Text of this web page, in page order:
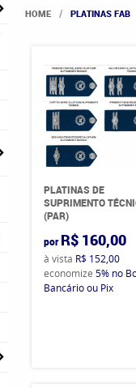
HOME PLATINAS FAB
PLATINAS DE
SUPRIMENTO
(PAR)
por R$ 160,00
à vista R$ 152,00
economize 5% no
Bancário ou Pix